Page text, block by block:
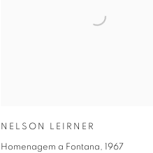
NELSON LEIRNER
Homenagem a Fontana,
1967